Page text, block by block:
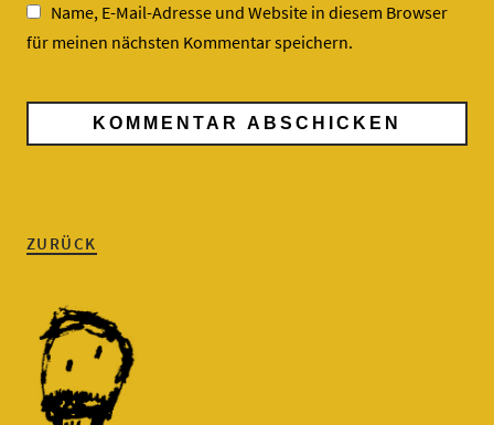
Name, E-Mail-Adresse und Website in diesem Browser
für meinen nächsten Kommentar speichern.
ZURÜCK